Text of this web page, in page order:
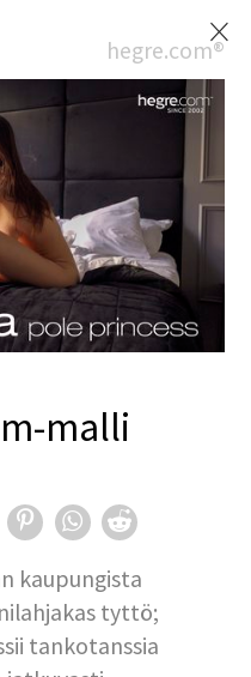
×
hegre.com®
malli
kaupungista
tyttö;
tankotanssia